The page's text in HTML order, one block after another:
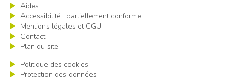
Aides
Accessibilité : partiellement conforme
Mentions légales et CGU
Contact
Plan du site
Politique des cookies
Protection des données